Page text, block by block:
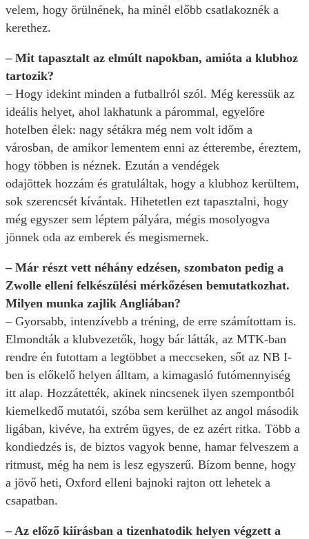
velem, hogy örülnének, ha minél előbb csatlakoznék a
kerethez.
– Mit tapasztalt az elmúlt napokban, amióta a klubhoz
tartozik?
– Hogy idekint minden a futballról szól. Még keressük az
ideális helyet, ahol lakhatunk a párommal, egyelőre
hotelben élek: nagy sétákra még nem volt időm a
városban, de amikor lementem enni az étterembe, éreztem,
hogy többen is néznek. Ezután a vendégek
odajöttek hozzám és gratuláltak, hogy a klubhoz kerültem,
sok szerencsét kívántak. Hihetetlen ezt tapasztalni, hogy
még egyszer sem léptem pályára, mégis mosolyogva
jönnek oda az emberek és megismernek.
– Már részt vett néhány edzésen, szombaton pedig a
Zwolle elleni felkészülési mérkőzésen bemutatkozhat.
Milyen munka zajlik Angliában?
– Gyorsabb, intenzívebb a tréning, de erre számítottam is.
Elmondták a klubvezetők, hogy bár látták, az MTK-ban
rendre én futottam a legtöbbet a meccseken, sőt az NB I-
ben is előkelő helyen álltam, a kimagasló futómennyiség
itt alap. Hozzátették, akinek nincsenek ilyen szempontból
kiemelkedő mutatói, szóba sem kerülhet az angol második
ligában, kivéve, ha extrém ügyes, de ez azért ritka. Több a
kondiedzés is, de biztos vagyok benne, hamar felveszem a
ritmust, még ha nem is lesz egyszerű. Bízom benne, hogy
a jövő heti, Oxford elleni bajnoki rajton ott lehetek a
csapatban.
– Az előző kiírásban a tizenhatodik helyen végzett a